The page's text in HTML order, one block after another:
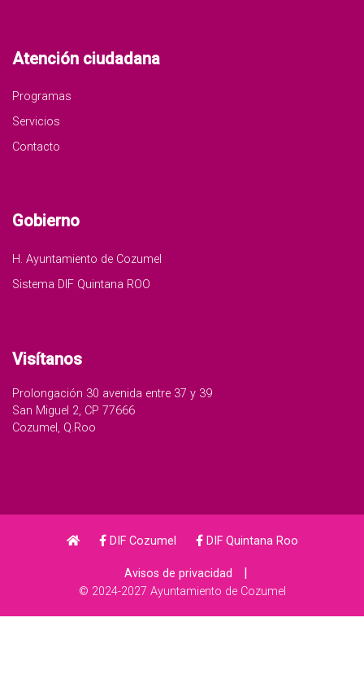
Atención ciudadana
Programas
Servicios
Contacto
Gobierno
H. Ayuntamiento de Cozumel
Sistema DIF Quintana ROO
Visítanos
Prolongación 30 avenida entre 37 y 39
San Miguel 2, CP 77666
Cozumel, Q.Roo
DIF Cozumel DIF Quintana Roo
Avisos de privacidad |
© 2024-2027 Ayuntamiento de Cozumel